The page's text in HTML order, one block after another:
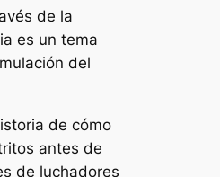
de la
es un tema
del
de cómo
antes de
de luchadores